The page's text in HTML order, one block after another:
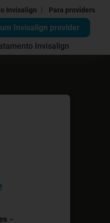
Invisalign Para providers
Invisalign provider
Invisalign
-